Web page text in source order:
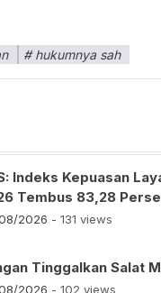
hukumnya sah
Indeks Kepuasan
Tembus 83,28
2026 - 131 views
Tinggalkan Salat
2026 - 102 views